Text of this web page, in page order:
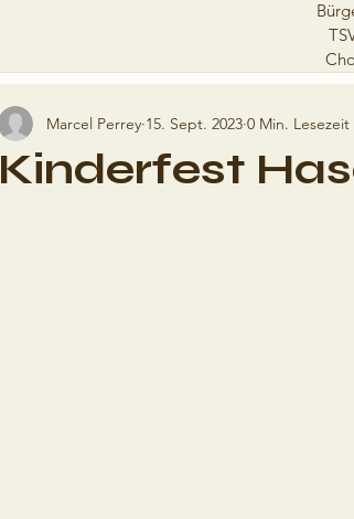
Kinderfest
Marcel Perrey 15. Sept. 2023 0 Min. Lesezeit